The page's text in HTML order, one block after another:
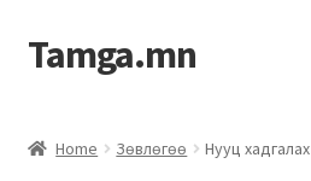
Tamga.mn
Home Зөвлөгөө Нууц